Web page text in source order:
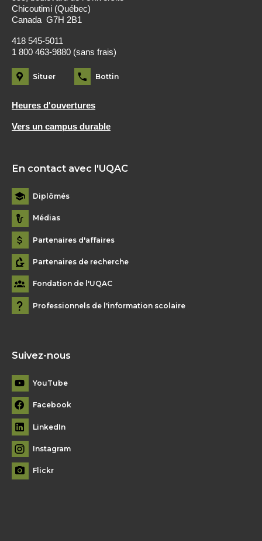
Chicoutimi (Québec)
Canada G7H 2B1
418 545-5011
1 800 463-9880 (sans frais)
Situer Bottin
Heures d'ouvertures
Vers un campus durable
En contact avec l'UQAC
Diplômés
Médias
Partenaires d'affaires
Partenaires de recherche
Fondation de l'UQAC
Professionnels de l'information scolaire
Suivez-nous
YouTube
Facebook
LinkedIn
Instagram
Flickr